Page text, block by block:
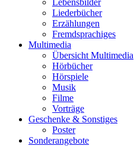
Lebensbilder
Liederbücher
Erzählungen
Fremdsprachiges
Multimedia
Übersicht Multimedia
Hörbücher
Hörspiele
Musik
Filme
Vorträge
Geschenke & Sonstiges
Poster
Sonderangebote